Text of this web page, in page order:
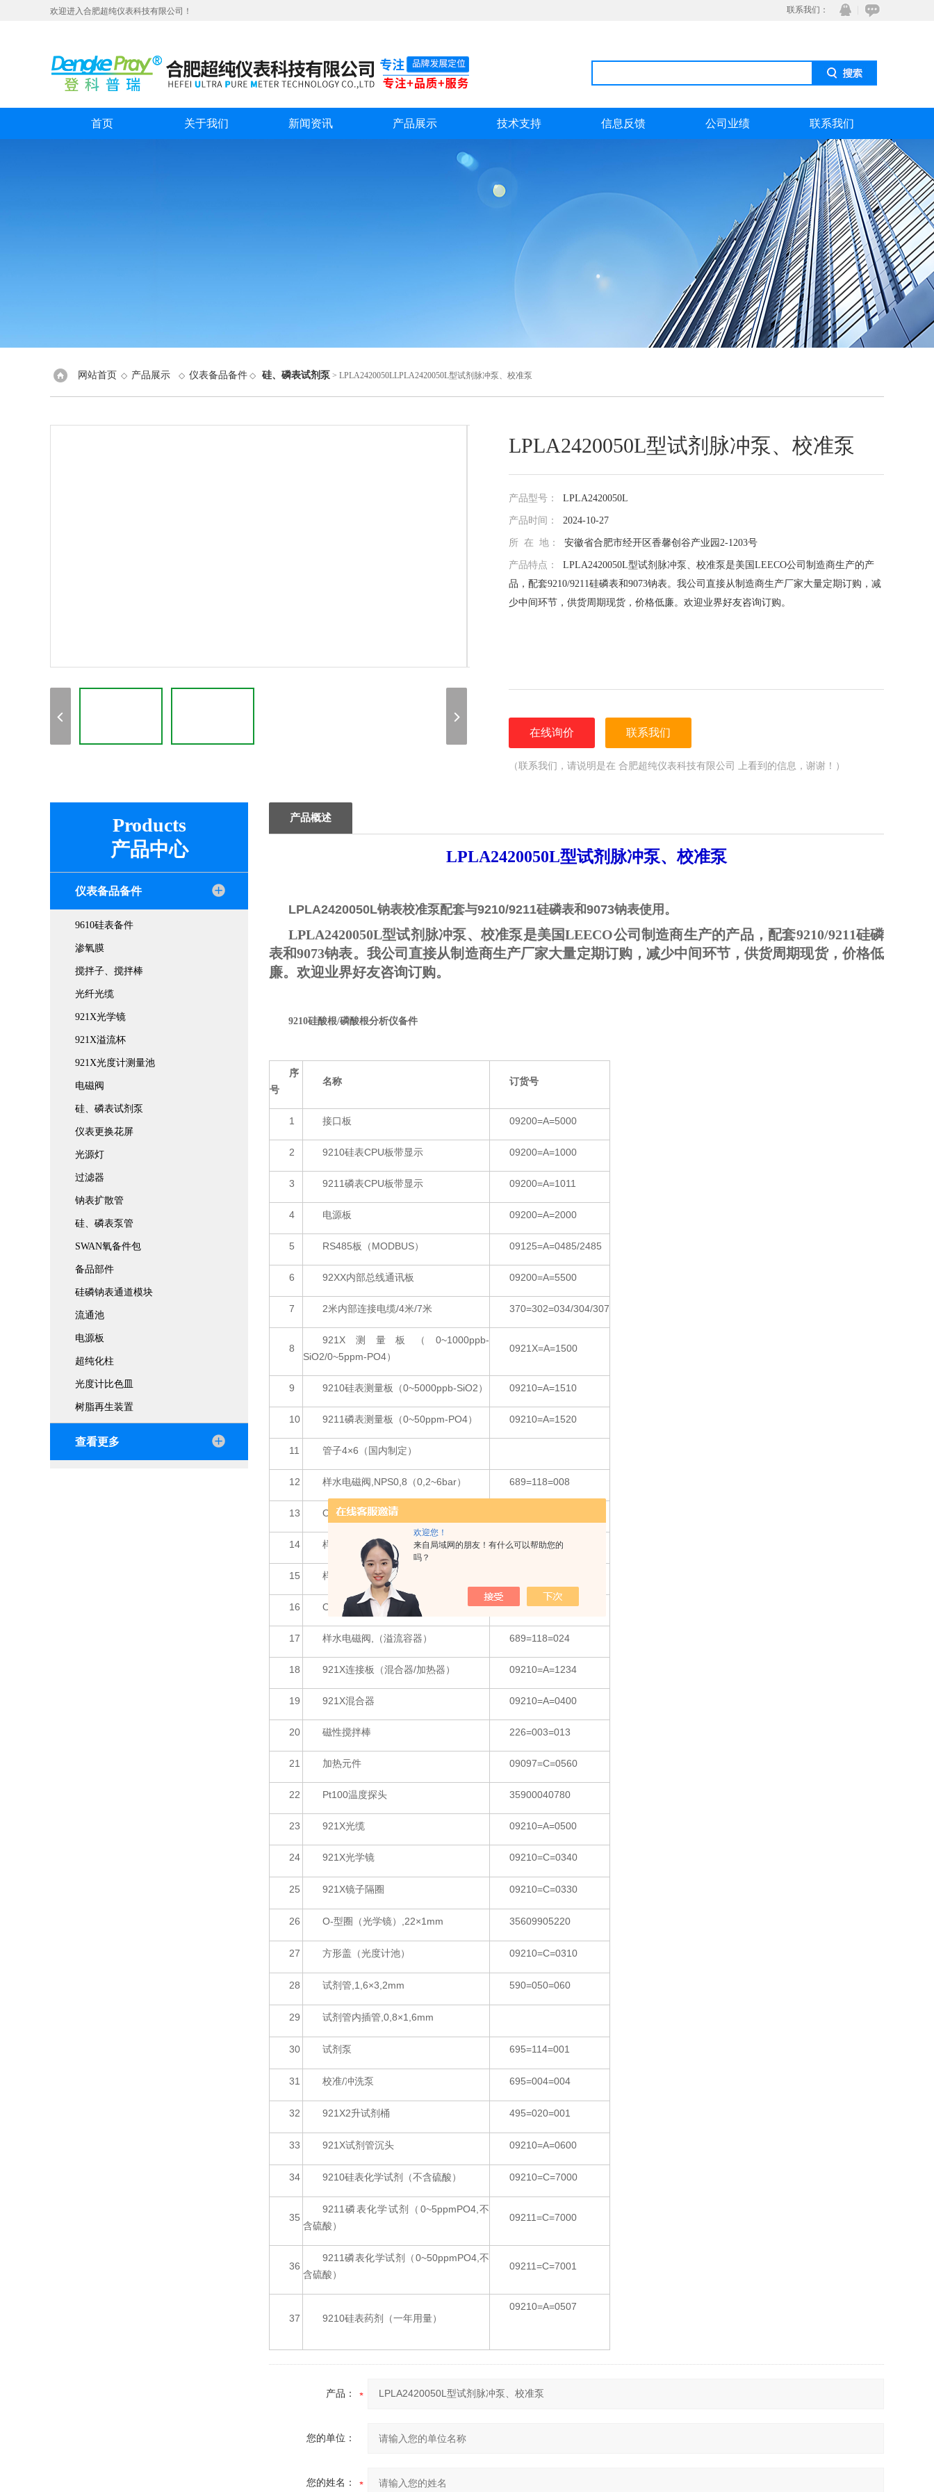
欢迎您！
来自局域网的朋友！有什么可以帮助您的
吗？
欢迎进入合肥超纯仪表科技有限公司！ 联系我们：
在线咨
QQ
首页 关于我们 新闻资讯 产品展示 技术支持 信息反馈 公司业绩 联系我们
网站首页 ◇ 产品展示 ◇ 仪表备品备件 ◇ 硅、磷表试剂泵 > LPLA2420050LLPLA2420050L型试剂脉冲泵、校准泵
LPLA2420050L型试剂脉冲泵、校准泵
产品型号： LPLA2420050L
产品时间： 2024-10-27
所 在 地： 安徽省合肥市经开区香馨创谷产业园2-1203号
产品特点： LPLA2420050L型试剂脉冲泵、校准泵是美国LEECO公司制造商生产的产
品，配套9210/9211硅磷表和9073钠表。我公司直接从制造商生产厂家大量定期订购，减
少中间环节，供货周期现货，价格低廉。欢迎业界好友咨询订购。
在线询价 联系我们
（联系我们，请说明是在 合肥超纯仪表科技有限公司 上看到的信息，谢谢！）
Products
产品中心
仪表备品备件
9610硅表备件
渗氧膜
搅拌子、搅拌棒
光纤光缆
921X光学镜
921X溢流杯
921X光度计测量池
电磁阀
硅、磷表试剂泵
仪表更换花屏
光源灯
过滤器
钠表扩散管
硅、磷表泵管
SWAN氧备件包
备品部件
硅磷钠表通道模块
流通池
电源板
超纯化柱
光度计比色皿
树脂再生装置
查看更多
产品概述
LPLA2420050L型试剂脉冲泵、校准泵
LPLA2420050L钠表校准泵配套与9210/9211硅磷表和9073钠表使用。
LPLA2420050L型试剂脉冲泵、校准泵是美国LEECO公司制造商生产的产品，配套9210/9211硅磷
表和9073钠表。我公司直接从制造商生产厂家大量定期订购，减少中间环节，供货周期现货，价格低
廉。欢迎业界好友咨询订购。
9210硅酸根/磷酸根分析仪备件
序
号
名称 订货号
1 接口板 09200=A=5000
2 9210硅表CPU板带显示 09200=A=1000
3 9211磷表CPU板带显示 09200=A=1011
4 电源板 09200=A=2000
5 RS485板（MODBUS） 09125=A=0485/2485
6 92XX内部总线通讯板 09200=A=5500
7 2米内部连接电缆/4米/7米 370=302=034/304/307
8
921X测量板（0~1000ppb-
SiO2/0~5ppm-PO4）
0921X=A=1500
9 9210硅表测量板（0~5000ppb-SiO2） 09210=A=1510
10 9211磷表测量板（0~50ppm-PO4） 09210=A=1520
11 管子4×6（国内制定）
12 样水电磁阀,NPS0,8（0,2~6bar） 689=118=008
13 O-型圈（流速调节螺钉）,4×1mm
14 样水流速调节螺钉 09210=A=0105
15 样水液位检测器
16 O-型圈（液位检测器）,38×2mm 35609935308
17 样水电磁阀,（溢流容器） 689=118=024
18 921X连接板（混合器/加热器） 09210=A=1234
19 921X混合器 09210=A=0400
20 磁性搅拌棒 226=003=013
21 加热元件 09097=C=0560
22 Pt100温度探头 35900040780
23 921X光缆 09210=A=0500
24 921X光学镜 09210=C=0340
25 921X镜子隔圈 09210=C=0330
26 O-型圈（光学镜）,22×1mm 35609905220
27 方形盖（光度计池） 09210=C=0310
28 试剂管,1,6×3,2mm 590=050=060
29 试剂管内插管,0,8×1,6mm
30 试剂泵 695=114=001
31 校准/冲洗泵 695=004=004
32 921X2升试剂桶 495=020=001
33 921X试剂管沉头 09210=A=0600
34 9210硅表化学试剂（不含硫酸） 09210=C=7000
35
9211磷表化学试剂（0~5ppmPO4,不
含硫酸）
09211=C=7000
36
9211磷表化学试剂（0~50ppmPO4,不
含硫酸）
09211=C=7001
37 9210硅表药剂（一年用量）
09210=A=0507
产品：
您的单位：
您的姓名：